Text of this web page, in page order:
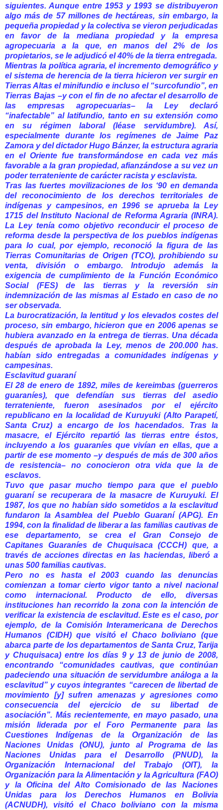
siguientes. Aunque entre 1953 y 1993 se distribuyeron
algo más de 57 millones de hectáreas, sin embargo, la
pequeña propiedad y la colectiva se vieron perjudicadas
en favor de la mediana propiedad y la empresa
agropecuaria a la que, en manos del 2% de los
propietarios, se le adjudicó el 40% de la tierra entregada.
Mientras la política agraria, el incremento demográfico y
el sistema de herencia de la tierra hicieron ver surgir en
Tierras Altas el minifundio e incluso el “surcofundio”, en
Tierras Bajas –y con el fin de no afectar el desarrollo de
las empresas agropecuarias– la Ley declaró
“inafectable” al latifundio, tanto en su extensión como
en su régimen laboral (léase servidumbre). Así,
especialmente durante los regímenes de Jaime Paz
Zamora y del dictador Hugo Bánzer, la estructura agraria
en el Oriente fue transformándose en cada vez más
favorable a la gran propiedad, afianzándose a su vez un
poder terrateniente de carácter racista y esclavista.
Tras las fuertes movilizaciones de los ‘90 en demanda
del reconocimiento de los derechos territoriales de
indígenas y campesinos, en 1996 se aprueba la Ley
1715 del Instituto Nacional de Reforma Agraria (INRA).
La Ley tenía como objetivo reconducir el proceso de
reforma desde la perspectiva de los pueblos indígenas
para lo cual, por ejemplo, reconoció la figura de las
Tierras Comunitarias de Origen (TCO), prohibiendo su
venta, división o embargo. Introdujo además la
exigencia de cumplimiento de la Función Económico
Social (FES) de las tierras y la reversión sin
indemnización de las mismas al Estado en caso de no
ser observada.
La burocratización, la lentitud y los elevados costes del
proceso, sin embargo, hicieron que en 2006 apenas se
hubiera avanzado en la entrega de tierras. Una década
después de aprobada la Ley, menos de 200.000 has.
habían sido entregadas a comunidades indígenas y
campesinas.
Esclavitud guaraní
El 28 de enero de 1892, miles de kereimbas (guerreros
guaraníes), que defendían sus tierras del asedio
terrateniente, fueron asesinados por el ejército
republicano en la localidad de Kuruyuki (Alto Parapetí,
Santa Cruz) a encargo de los hacendados. Tras la
masacre, el Ejército repartió las tierras entre éstos,
incluyendo a los guaraníes que vivían en ellas, que a
partir de ese momento –y después de más de 300 años
de resistencia– no conocieron otra vida que la de
esclavos.
Tuvo que pasar mucho tiempo para que el pueblo
guaraní se recuperara de la masacre de Kuruyuki. El
1987, los que no habían sido sometidos a la esclavitud
fundaron la Asamblea del Pueblo Guaraní (APG). En
1994, con la finalidad de liberar a las familias cautivas de
ese departamento, se crea el Gran Consejo de
Capitanes Guaraníes de Chuquisaca (CCCH) que, a
través de acciones directas en las haciendas, liberó a
unas 500 familias cautivas.
Pero no es hasta el 2003 cuando las denuncias
comienzan a tomar cierto vigor tanto a nivel nacional
como internacional. Producto de ello, diversas
instituciones han recorrido la zona con la intención de
verificar la existencia de esclavitud. Este es el caso, por
ejemplo, de la Comisión Interamericana de Derechos
Humanos (CIDH) que visitó el Chaco boliviano (que
abarca parte de los departamentos de Santa Cruz, Tarija
y Chuquisaca) entre los días 9 y 13 de junio de 2008,
encontrando “comunidades cautivas, que continúan
padeciendo una situación de servidumbre análoga a la
esclavitud” y cuyos integrantes “carecen de libertad de
movimiento [y] sufren amenazas y agresiones como
consecuencia del ejercicio de su libertad de
asociación”. Más recientemente, en mayo pasado, una
misión liderada por el Foro Permanente para las
Cuestiones Indígenas de la Organización de las
Naciones Unidas (ONU), junto al Programa de las
Naciones Unidas para el Desarrollo (PNUD), la
Organización Internacional del Trabajo (OIT), la
Organización para la Alimentación y la Agricultura (FAO)
y la Oficina del Alto Comisionado de las Naciones
Unidas para los Derechos Humanos en Bolivia
(ACNUDH), visitó el Chaco boliviano con la misma